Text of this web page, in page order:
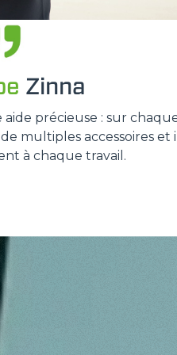
Zinna
précieuse : sur
multiples accessoires et il
à chaque travail.